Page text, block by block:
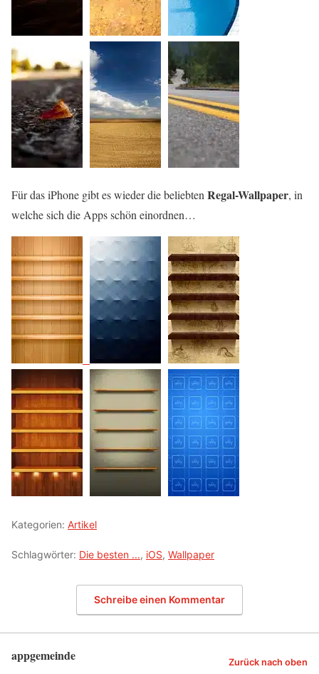
Für das iPhone gibt es wieder die beliebten Regal-Wallpaper, in
welche sich die Apps schön einordnen…
Kategorien: Artikel
Schlagwörter: Die besten ..., iOS, Wallpaper
Schreibe einen Kommentar
appgemeinde Zurück nach oben